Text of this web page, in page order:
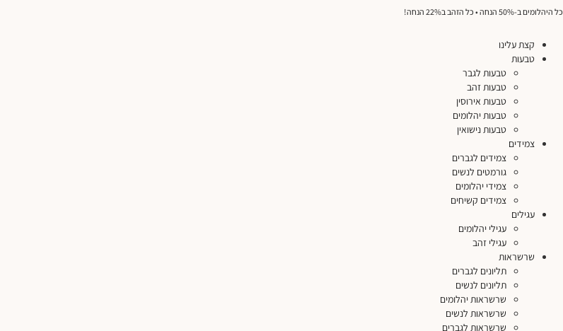
כל היהלומים ב-50% הנחה • כל הזהב ב22% הנחה!
קצת עלינו
טבעות
טבעות לגבר
טבעות זהב
טבעות אירוסין
טבעות יהלומים
טבעות נישואין
צמידים
צמידים לגברים
גורמטים לנשים
צמידי יהלומים
צמידים קשיחים
עגילים
עגילי יהלומים
עגילי זהב
שרשראות
תליונים לגברים
תליונים לנשים
שרשראות יהלומים
שרשראות לנשים
שרשראות לגברים